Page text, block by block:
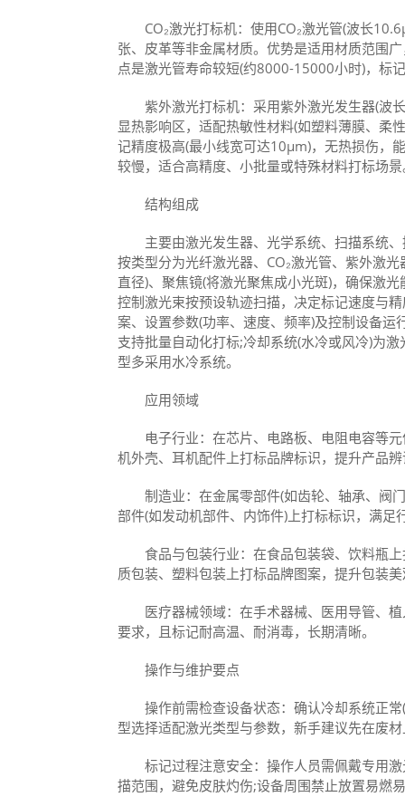
CO₂激光打标机：使用CO₂激光管(波长
张、皮革等非金属材质。优势是适用材质范围
点是激光管寿命较短(约8000-15000小时)，标
紫外激光打标机：采用紫外激光发生器(波
显热影响区，适配热敏性材料(如塑料薄膜、柔
记精度极高(最小线宽可达10μm)，无热损伤，
较慢，适合高精度、小批量或特殊材料打标场
结构组成
主要由激光发生器、光学系统、扫描系统、
按类型分为光纤激光器、CO₂激光管、紫外激
直径)、聚焦镜(将激光聚焦成小光斑)，确保激
控制激光束按预设轨迹扫描，决定标记速度与
案、设置参数(功率、速度、频率)及控制设备
支持批量自动化打标;冷却系统(水冷或风冷)为
型多采用水冷系统。
应用领域
电子行业：在芯片、电路板、电阻电容等元
机外壳、耳机配件上打标品牌标识，提升产品
制造业：在金属零部件(如齿轮、轴承、阀门
部件(如发动机部件、内饰件)上打标标识，满足
食品与包装行业：在食品包装袋、饮料瓶上
质包装、塑料包装上打标品牌图案，提升包装
医疗器械领域：在手术器械、医用导管、植
要求，且标记耐高温、耐消毒，长期清晰。
操作与维护要点
操作前需检查设备状态：确认冷却系统正常(
型选择适配激光类型与参数，新手建议先在废
标记过程注意安全：操作人员需佩戴专用激
描范围，避免皮肤灼伤;设备周围禁止放置易燃